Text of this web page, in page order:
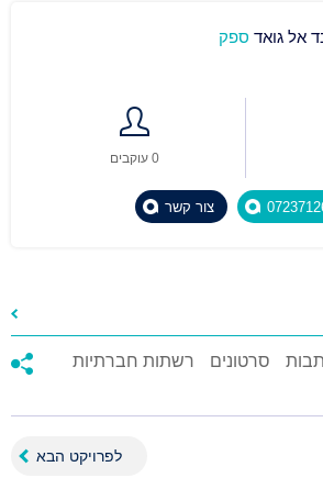
אל גואד ספק
0 עוקבים
צור קשר
סרטונים
רשתות חברתיות
לפרויקט הבא